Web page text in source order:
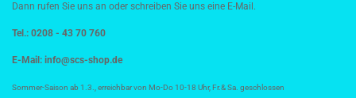
Dann rufen Sie uns an oder schreiben Sie uns eine E-Mail.
Tel.: 0208 - 43 70 760
E-Mail: info@scs-shop.de
Sommer-Saison ab 1.3., erreichbar von Mo-Do 10-18 Uhr, Fr.& Sa. geschlossen